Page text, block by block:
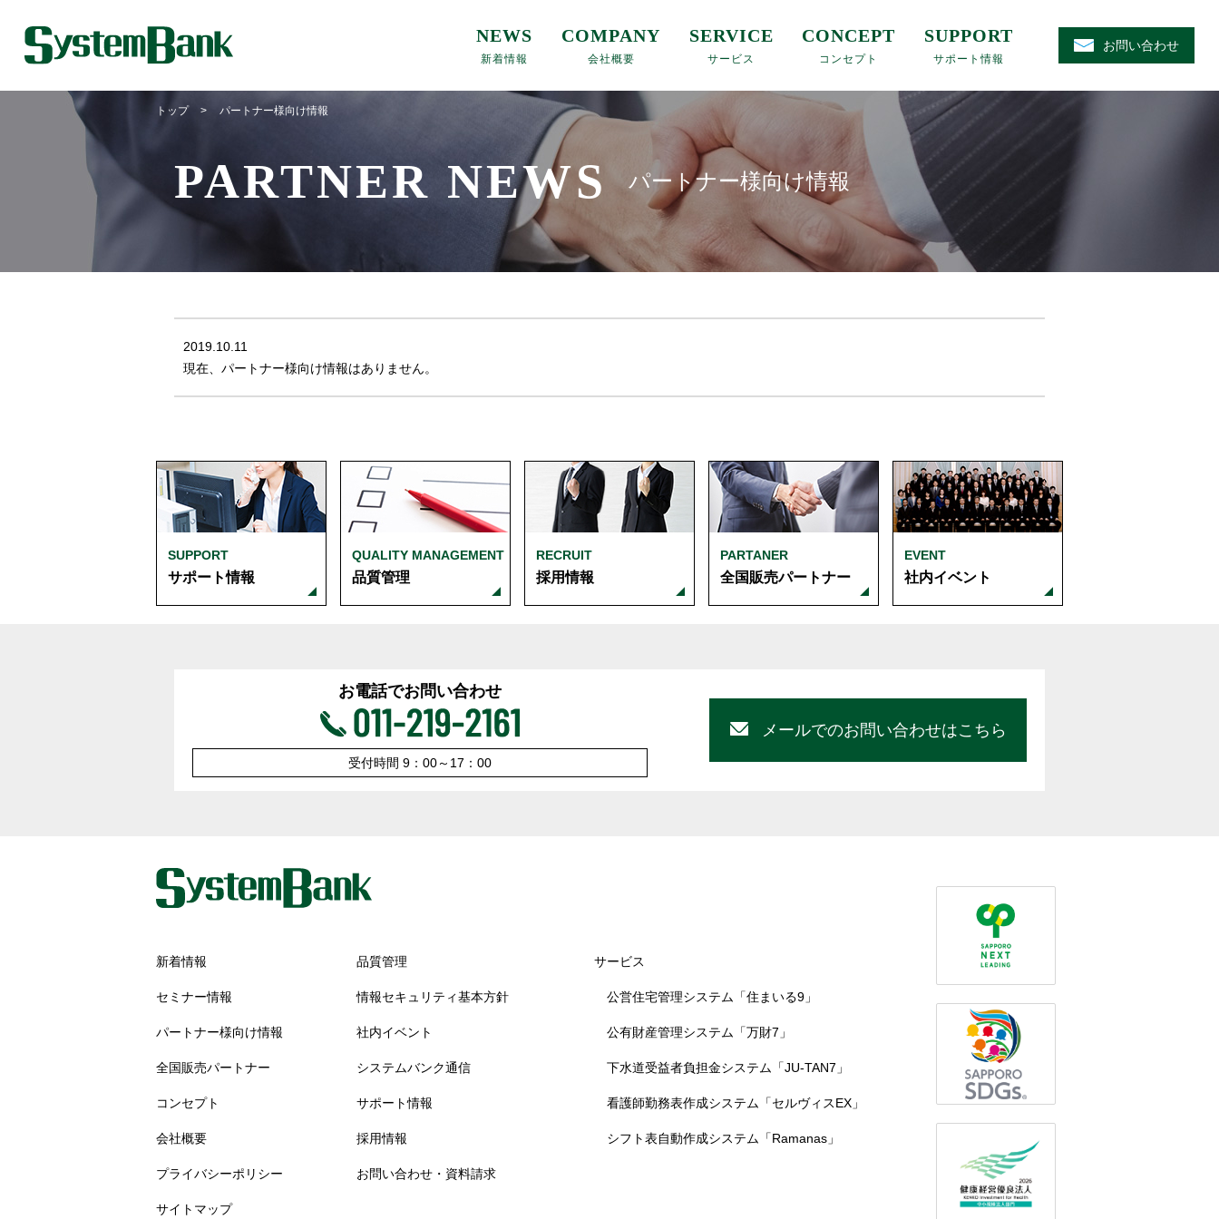
NEWS
新着情報
COMPANY
会社概要
SERVICE
サービス
CONCEPT
コンセプト
SUPPORT
サポート情報
お問い合わせ
トップ > パートナー様向け情報
PARTNER NEWS パートナー様向け情報
2019.10.11
現在、パートナー様向け情報はありません。
SUPPORT
サポート情報
QUALITY MANAGEMENT
品質管理
RECRUIT
採用情報
PARTANER
全国販売パートナー
EVENT
社内イベント
お電話でお問い合わせ
受付時間 9：00～17：00
メールでのお問い合わせはこちら
新着情報
セミナー情報
パートナー様向け情報
全国販売パートナー
コンセプト
会社概要
プライバシーポリシー
サイトマップ
品質管理
情報セキュリティ基本方針
社内イベント
システムバンク通信
サポート情報
採用情報
お問い合わせ・資料請求
サービス
公営住宅管理システム 「住まいる9」
公有財産管理システム 「万財7」
下水道受益者負担金システム 「JU-TAN7」
看護師勤務表作成システム 「セルヴィスEX」
シフト表自動作成システム 「Ramanas」